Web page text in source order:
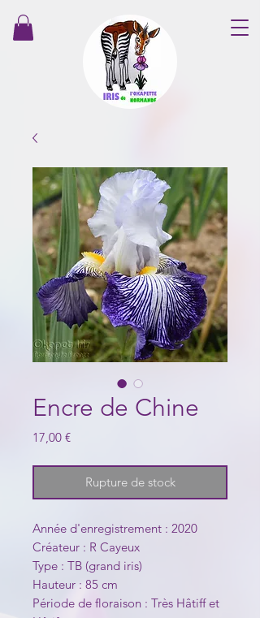
Encre de Chine
17,00 €Prix
Rupture de stock
Année d'enregistrement : 2020
Créateur : R Cayeux
Type : TB (grand iris)
Hauteur : 85 cm
Période de floraison : Très Hâtiff et